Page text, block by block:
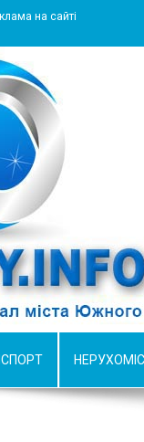
на сайті
города Южный